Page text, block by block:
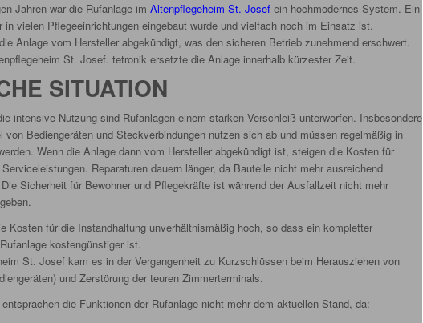
Jahren war die Rufanlage im Altenpflegeheim St. Josef ein hochmodernes System. Ein
in vielen Pflegeeinrichtungen eingebaut wurde und vielfach noch im Einsatz ist.
Anlage vom Hersteller abgekündigt, was den sicheren Betrieb zunehmend erschwert.
St. Josef. tetronik ersetzte die Anlage innerhalb kürzester Zeit.
SITUATION
intensive Nutzung sind Rufanlagen einem starken Verschleiß unterworfen. Insbesondere
von Bediengeräten und Steckverbindungen nutzen sich ab und müssen regelmäßig in
Wenn die Anlage dann vom Hersteller abgekündigt ist, steigen die Kosten für
Reparaturen dauern länger, da Bauteile nicht mehr ausreichend
Sicherheit für Bewohner und Pflegekräfte ist während der Ausfallzeit nicht mehr
Kosten für die Instandhaltung unverhältnismäßig hoch, so dass ein kompletter
kostengünstiger ist.
St. Josef kam es in der Vergangenheit zu Kurzschlüssen beim Herausziehen von
und Zerstörung der teuren Zimmerterminals.
die Funktionen der Rufanlage nicht mehr dem aktuellen Stand, da: